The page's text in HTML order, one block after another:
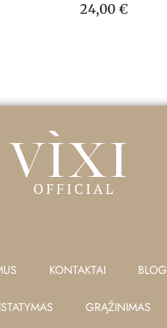
24,00 €
KONTAKTAI BLOG
GRĄŽINIMAS